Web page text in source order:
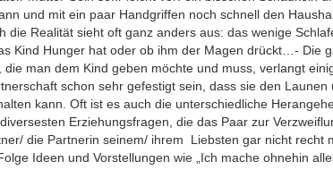
und mit ein paar Handgriffen noch schnell den
die Realität sieht oft ganz anders aus: das wenige
Kind Hunger hat oder ob ihm der Magen drückt…- Die
man dem Kind geben möchte und muss, verlangt
schon sehr gefestigt sein, dass sie den Launen
kann. Oft ist es auch die unterschiedliche
Erziehungsfragen, die das Paar zur
die Partnerin seinem/ ihrem Liebsten gar nicht recht
Ideen und Vorstellungen wie „Ich mache ohnehin